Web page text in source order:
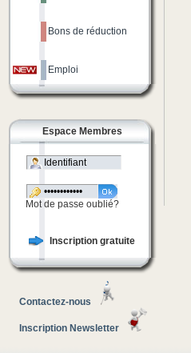
Bons de réduction
Emploi
Espace Membres
Mot de passe oublié?
Inscription gratuite
Contactez-nous
Inscription Newsletter